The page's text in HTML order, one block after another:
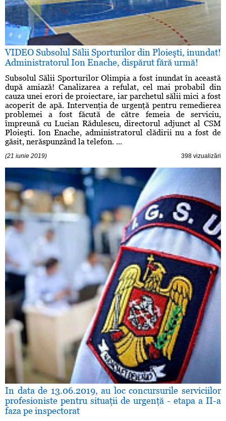
VIDEO Subsolul Sălii Sporturilor din Ploieşti, inundat!
Administratorul Ion Enache, dispărut fără urmă!
Subsolul Sălii Sporturilor Olimpia a fost inundat în această
după amiază! Canalizarea a refulat, cel mai probabil din
cauza unei erori de proiectare, iar parchetul sălii mici a fost
acoperit de apă. Intervenţia de urgenţă pentru remedierea
problemei a fost făcută de către femeia de serviciu,
împreună cu Lucian Rădulescu, directorul adjunct al CSM
Ploieşti. Ion Enache, administratorul clădirii nu a fost de
găsit, nerăspunzând la telefon. ...
(21 iunie 2019) 398 vizualizări
In data de 13.06.2019, au loc concursurile serviciilor
profesioniste pentru situaţii de urgenţă - etapa a II-a
faza pe inspectorat